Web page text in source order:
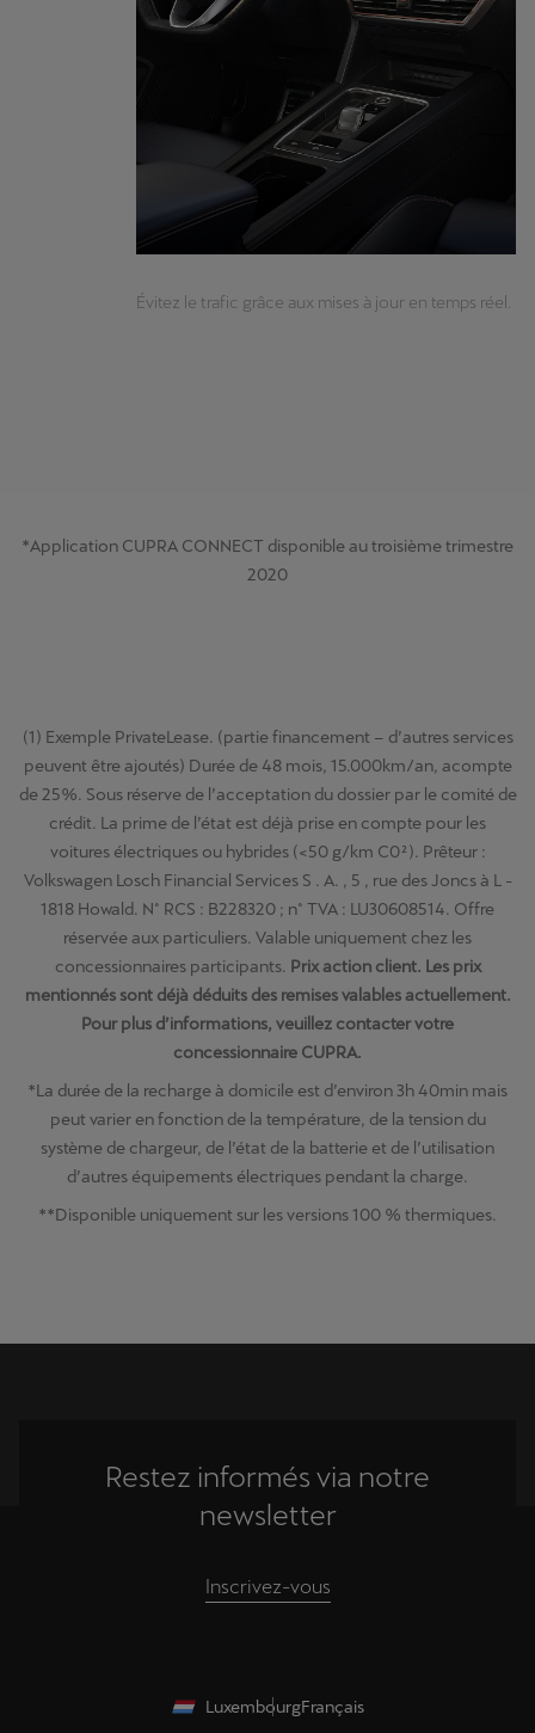
Évitez le trafic grâce aux mises à jour en temps réel.
*Application CUPRA CONNECT disponible au troisième trimestre
2020
(1) Exemple PrivateLease. (partie financement – d’autres services
peuvent être ajoutés) Durée de 48 mois, 15.000km/an, acompte
de 25%. Sous réserve de l’acceptation du dossier par le comité de
crédit. La prime de l’état est déjà prise en compte pour les
voitures électriques ou hybrides (<50 g/km C0²). Prêteur :
Volkswagen Losch Financial Services S . A. , 5 , rue des Joncs à L -
1818 Howald. N° RCS : B228320 ; n° TVA : LU30608514. Offre
réservée aux particuliers. Valable uniquement chez les
concessionnaires participants. Prix action client. Les prix
mentionnés sont déjà déduits des remises valables actuellement.
Pour plus d’informations, veuillez contacter votre
concessionnaire CUPRA.
*La durée de la recharge à domicile est d’environ 3h 40min mais
peut varier en fonction de la température, de la tension du
système de chargeur, de l’état de la batterie et de l’utilisation
d’autres équipements électriques pendant la charge.
**Disponible uniquement sur les versions 100 % thermiques.
Restez informés via notre
newsletter
Inscrivez-vous
LuxembourgFrançais